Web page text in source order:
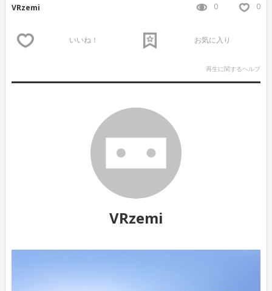
VRzemi 0 0
いいね！ お気に入り
再生に関するヘルプ
VRzemi